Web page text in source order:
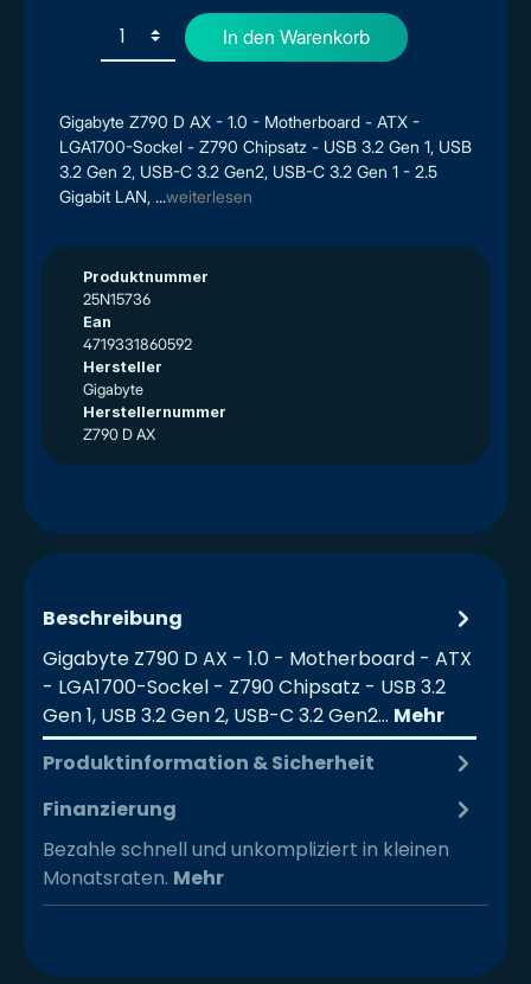
Gigabyte Z790 D AX - 1.0 - Motherboard - ATX -
LGA1700-Sockel - Z790 Chipsatz - USB 3.2 Gen 1, USB
3.2 Gen 2, USB-C 3.2 Gen2, USB-C 3.2 Gen 1 - 2.5
Gigabit LAN, ...weiterlesen
Produktnummer
25N15736
Ean
4719331860592
Hersteller
Gigabyte
Herstellernummer
Z790 D AX
In den Warenkorb
Beschreibung
Gigabyte Z790 D AX - 1.0 - Motherboard - ATX
- LGA1700-Sockel - Z790 Chipsatz - USB 3.2
Gen 1, USB 3.2 Gen 2, USB-C 3.2 Gen2… Mehr
Produktinformation & Sicherheit
Finanzierung
Bezahle schnell und unkompliziert in kleinen
Monatsraten. Mehr